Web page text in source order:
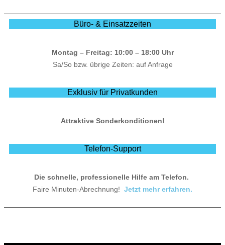
Büro- & Einsatzzeiten
Montag – Freitag: 10:00 – 18:00 Uhr
Sa/So bzw. übrige Zeiten: auf Anfrage
Exklusiv für Privatkunden
Attraktive Sonderkonditionen!
Telefon-Support
Die schnelle, professionelle Hilfe am Telefon.
Faire Minuten-Abrechnung! Jetzt mehr erfahren.